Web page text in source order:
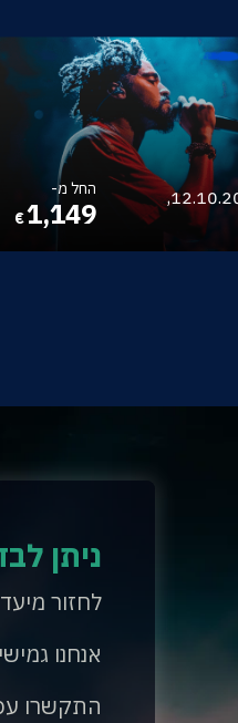
אמסטרדם - 12.10.2026,
החל מ-
1,149
€
ניתן
לחזור
אנחנו
התקשרו